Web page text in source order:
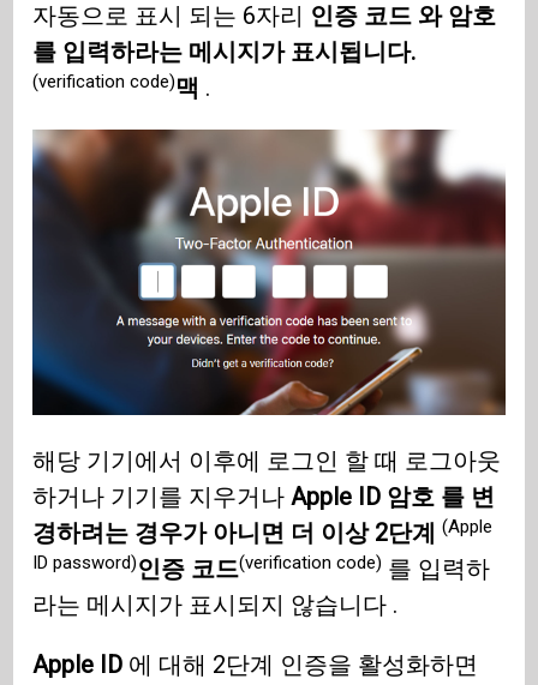
자동으로 표시 되는 6자리 인증 코드 와 암호
를 입력하라는 메시지가 표시됩니다.
(verification code)맥 .
해당 기기에서 이후에 로그인 할 때 로그아웃
하거나 기기를 지우거나Apple ID 암호 를 변
경하려는 경우가 아니면 더 이상 2단계(Apple
ID password)인증 코드(verification code) 를 입력하
라는 메시지가 표시되지 않습니다 .
Apple ID 에 대해 2단계 인증을 활성화하면